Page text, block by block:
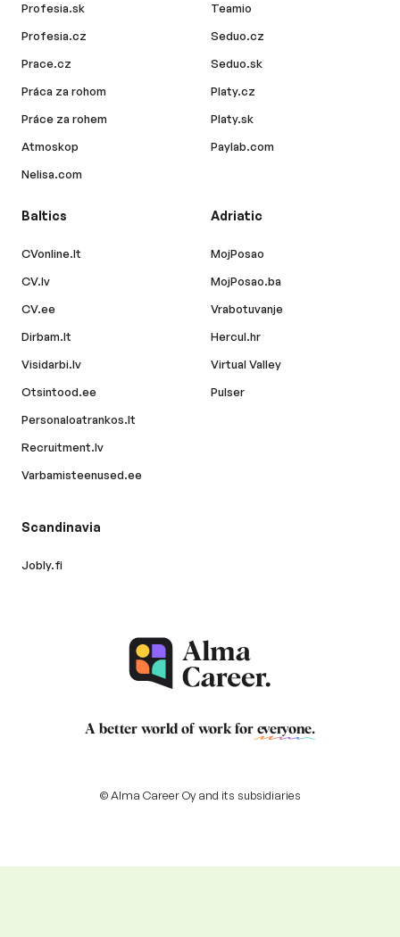
Profesia.sk
Profesia.cz
Prace.cz
Práca za rohom
Práce za rohem
Atmoskop
Nelisa.com
Teamio
Seduo.cz
Seduo.sk
Platy.cz
Platy.sk
Paylab.com
Baltics
CVonline.lt
CV.lv
CV.ee
Dirbam.lt
Visidarbi.lv
Otsintood.ee
Personaloatrankos.lt
Recruitment.lv
Varbamisteenused.ee
Adriatic
MojPosao
MojPosao.ba
Vrabotuvanje
Hercul.hr
Virtual Valley
Pulser
Scandinavia
Jobly.fi
A better world of work for everyone.
© Alma Career Oy and its subsidiaries